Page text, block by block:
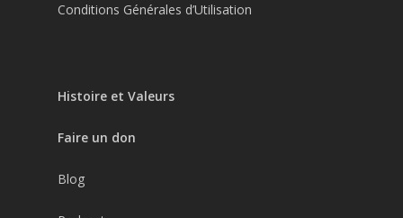
Conditions Générales d’Utilisation
Histoire et Valeurs
Faire un don
Blog